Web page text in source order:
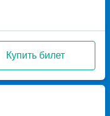
Купить билет